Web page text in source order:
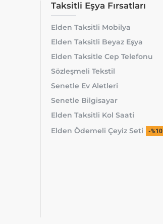
Taksitli Eşya Fırsatları
Elden Taksitli Mobilya
Elden Taksitli Beyaz Eşya
Elden Taksitle Cep Telefonu
Sözleşmeli Tekstil
Senetle Ev Aletleri
Senetle Bilgisayar
Elden Taksitli Kol Saati
Elden Ödemeli Çeyiz Seti
-%10